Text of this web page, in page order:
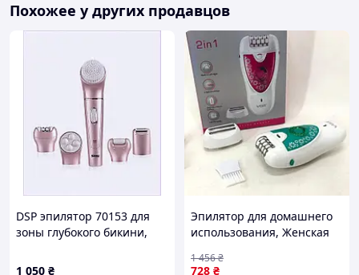
напруга 100–220 В —
используйте дома или берите с собой в
путешествия
Комфорт нового уровня:
холодный режим
снижает чувствительность
кожи и делает каждую процедуру еще
Похожее у других продавцов
DSP эпилятор 70153 для
зоны глубокого бикини,
1 050 ₴
Эпилятор для домашнего
использования, Женская
Ручной эпилятор для л
728 ₴
1 456₴